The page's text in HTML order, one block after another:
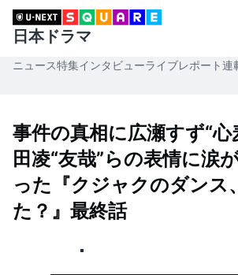
日本ドラマ
ニュース特集インタビューライブレポート連
事件の真相に広瀬すず“心
田凌“友哉”らの表情に涙
った『クジャクのダンス
た？』最終話